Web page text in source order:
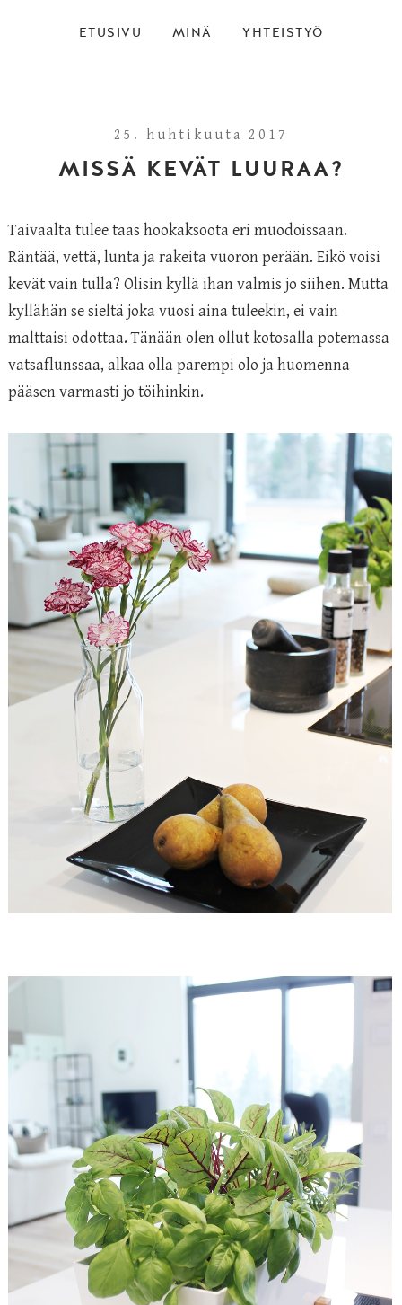
ETUSIVU MINÄ YHTEISTYÖ
25. huhtikuuta 2017
MISSÄ KEVÄT LUURAA?
Taivaalta tulee taas hookaksoota eri muodoissaan.
Räntää, vettä, lunta ja rakeita vuoron perään. Eikö voisi
kevät vain tulla? Olisin kyllä ihan valmis jo siihen. Mutta
kyllähän se sieltä joka vuosi aina tuleekin, ei vain
malttaisi odottaa. Tänään olen ollut kotosalla potemassa
vatsaflunssaa, alkaa olla parempi olo ja huomenna
pääsen varmasti jo töihinkin.